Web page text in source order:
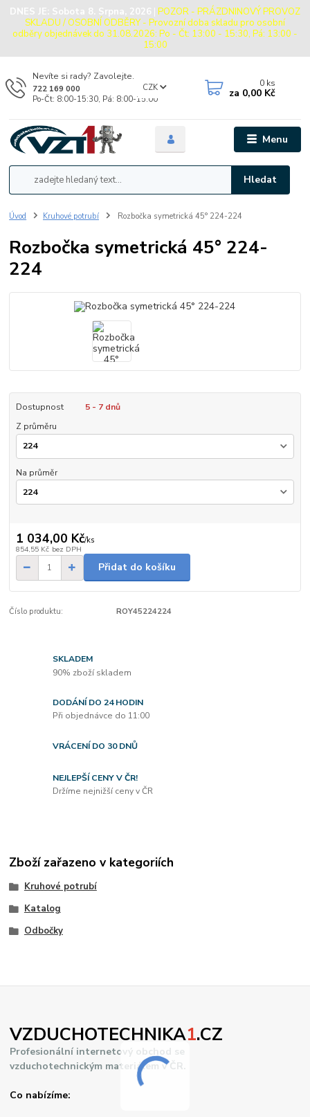
DNES JE: Sobota 8. Srpna, 2026 | POZOR - PRÁZDNINOVÝ PROVOZ
SKLADU / OSOBNÍ ODBĚRY - Provozní doba skladu pro osobní
odběry objednávek do 31.08.2026: Po - Čt: 13:00 - 15:30, Pá: 13:00 -
15:00
Menu
CZK
Hledat
Nevíte si rady? Zavolejte.
722 169 000
Po-Čt: 8:00-15:30, Pá: 8:00-15:00
0 ks
za 0,00 Kč
Úvod Kruhové potrubí Rozbočka symetrická 45° 224-224
Rozbočka symetrická 45° 224-
224
Dostupnost
5 - 7 dnů
Z průměru
Na průměr
1 034,00 Kč/ks
854,55 Kč bez DPH
Přidat do košíku
Číslo produktu: ROY45224224
SKLADEM
90% zboží skladem
DODÁNÍ DO 24 HODIN
Při objednávce do 11:00
VRÁCENÍ DO 30 DNŮ
NEJLEPŠÍ CENY V ČR!
Držíme nejnižší ceny v ČR
Zboží zařazeno v kategoriích
Kruhové potrubí
Katalog
Odbočky
VZDUCHOTECHNIKA1.CZ
Profesionální internetový obchod se
vzduchotechnickým materiálem v ČR.
Co nabízíme: